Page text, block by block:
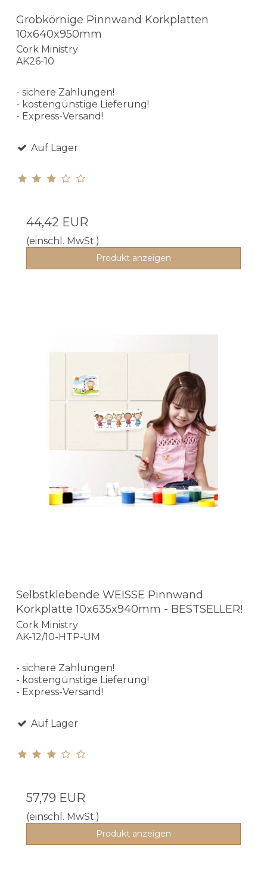
Grobkörnige Pinnwand Korkplatten
10x640x950mm
Cork Ministry
AK26-10
- sichere Zahlungen!
- kostengünstige Lieferung!
- Express-Versand!
Auf Lager
44,42 EUR
(einschl. MwSt.)
Produkt anzeigen
Selbstklebende WEISSE Pinnwand
Korkplatte 10x635x940mm - BESTSELLER!
Cork Ministry
AK-12/10-HTP-UM
- sichere Zahlungen!
- kostengünstige Lieferung!
- Express-Versand!
Auf Lager
57,79 EUR
(einschl. MwSt.)
Produkt anzeigen